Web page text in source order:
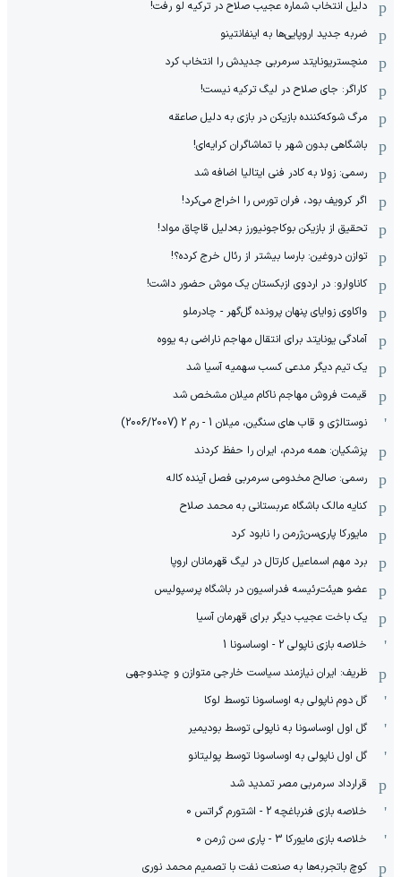
دلیل انتخاب شماره عجیب صلاح در ترکیه لو رفت!
ضربه جدید اروپایی‌ها به اینفانتینو
منچستریونایتد سرمربی جدیدش را انتخاب کرد
کاراگر: جای صلاح در لیگ ترکیه نیست!
مرگ شوکه‌کننده بازیکن در بازی به دلیل صاعقه
باشگاهی بدون شهر با تماشاگران کرایه‌ای!
رسمی: زولا به کادر فنی ایتالیا اضافه شد
اگر کرویف بود، فران تورس را اخراج می‌کرد!
تحقیق از بازیکن بوکاجونیورز به‌دلیل قاچاق مواد!
توازن دروغین: بارسا بیشتر از رئال خرج کرده؟!
کاناوارو: در اردوی ازبکستان یک موش حضور داشت!
واکاوی زوایای پنهان پرونده گل‌گهر - چادرملو
آمادگی یونایتد برای انتقال مهاجم ناراضی به یووه
یک تیم دیگر مدعی کسب سهمیه آسیا شد
قیمت فروش مهاجم ناکام میلان مشخص شد
نوستالژی و قاب های سنگین، میلان 1 - رم 2 (2006/2007)
پزشکیان: همه مردم، ایران را حفظ کردند
رسمی: صالح مخدومی سرمربی فصل آینده کاله
کنایه مالک باشگاه عربستانی به محمد صلاح
مایورکا پاری‌سن‌ژرمن را نابود کرد
برد مهم اسماعیل کارتال در لیگ قهرمانان اروپا
عضو هیئت‌رئیسه فدراسیون در باشگاه پرسپولیس
یک باخت عجیب دیگر برای قهرمان آسیا
خلاصه بازی ناپولی 2 - اوساسونا 1
ظریف: ایران نیازمند سیاست خارجی متوازن و چندوجهی
گل دوم ناپولی به اوساسونا توسط لوکا
گل اول اوساسونا به ناپولی توسط بودیمیر
گل اول ناپولی به اوساسونا توسط پولیتانو
قرارداد سرمربی مصر تمدید شد
خلاصه بازی فنرباغچه 2 - اشتورم گراتس 0
خلاصه بازی مایورکا 3 - پاری سن ژرمن 0
کوچ باتجربه‌ها به صنعت نفت با تصمیم محمد نوری